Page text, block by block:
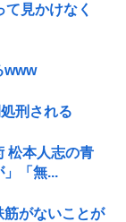
見かけなく
www
刑される
松本人志の青
「無...
筋がないことが